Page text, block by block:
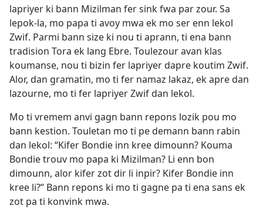
lapriyer ki bann Mizilman fer sink fwa par zour. Sa
lepok-la, mo papa ti avoy mwa ek mo ser enn lekol
Zwif. Parmi bann size ki nou ti aprann, ti ena bann
tradision Tora ek lang Ebre. Toulezour avan klas
koumanse, nou ti bizin fer lapriyer dapre koutim Zwif.
Alor, dan gramatin, mo ti fer namaz lakaz, ek apre dan
lazourne, mo ti fer lapriyer Zwif dan lekol.
Mo ti vremem anvi gagn bann repons lozik pou mo
bann kestion. Touletan mo ti pe demann bann rabin
dan lekol: “Kifer Bondie inn kree dimounn? Kouma
Bondie trouv mo papa ki Mizilman? Li enn bon
dimounn, alor kifer zot dir li inpir? Kifer Bondie inn
kree li?” Bann repons ki mo ti gagne pa ti ena sans ek
zot pa ti konvink mwa.